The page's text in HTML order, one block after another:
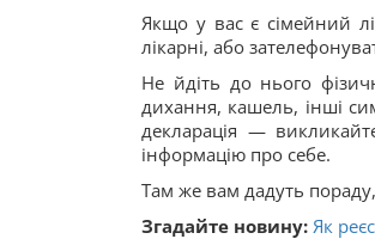
Якщо у вас є сімейний
лікарні, або
Не йдіть до нього
дихання, кашель, інші
декларація —
інформацію про себе.
Там же вам дадуть
Згадайте новину: Як